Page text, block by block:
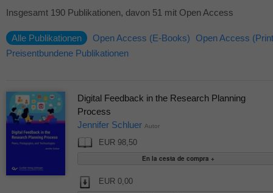
Insgesamt 190 Publikationen, davon 51 mit Open Access
Alle Publikationen Open Access (E-Books)
Open Access
Preisentbundene Publikationen
Digital Feedback in the Research Planning
Process
Jennifer Schluer Autor
EUR 98,50
EUR 0,00